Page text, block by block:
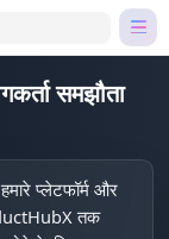
समझौता
प्लेटफॉर्म और
तक